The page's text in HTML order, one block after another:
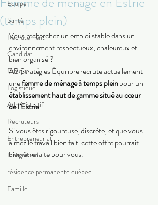
Equipe
Santé
Recrutement
Candidat
Ethique
Logistique
Administratif
Recruteurs
Entrepreneuriat
Intégration
résidence permanente québec
Famille
(temps plein)
Vous recherchez un emploi stable dans un
environnement respectueux, chaleureux et
bien organisé ?
AB Stratégies Équilibre recrute actuellement
une femme de ménage à temps plein pour un
établissement haut de gamme situé au cœur
de l’Estrie.
Si vous êtes rigoureuse, discrète, et que vous
aimez le travail bien fait, cette offre pourrait
bien être faite pour vous.